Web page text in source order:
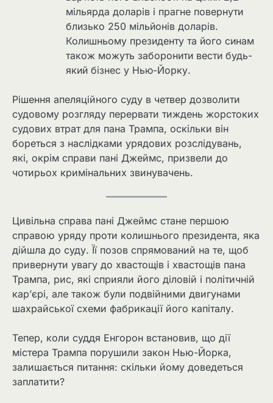
мільярда доларів і прагне повернути
близько 250 мільйонів доларів.
Колишньому президенту та його синам
також можуть заборонити вести будь-
який бізнес у Нью-Йорку.
Рішення апеляційного суду в четвер дозволити
судовому розгляду перервати тиждень жорстоких
судових втрат для пана Трампа, оскільки він
бореться з наслідками урядових розслідувань,
які, окрім справи пані Джеймс, призвели до
чотирьох кримінальних звинувачень.
Цивільна справа пані Джеймс стане першою
справою уряду проти колишнього президента, яка
дійшла до суду. Її позов спрямований на те, щоб
привернути увагу до хвастощів і хвастощів пана
Трампа, рис, які сприяли його діловій і політичній
кар’єрі, але також були подвійними двигунами
шахрайської схеми фабрикації його капіталу.
Тепер, коли суддя Енгорон встановив, що дії
містера Трампа порушили закон Нью-Йорка,
залишається питання: скільки йому доведеться
заплатити?